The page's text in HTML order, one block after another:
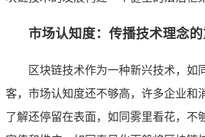
市场认知度：传播技术理念
区块链技术作为一种新兴技术，如
客，市场认知度还不够高，许多企业和
了解还停留在表面，如同雾里看花，不